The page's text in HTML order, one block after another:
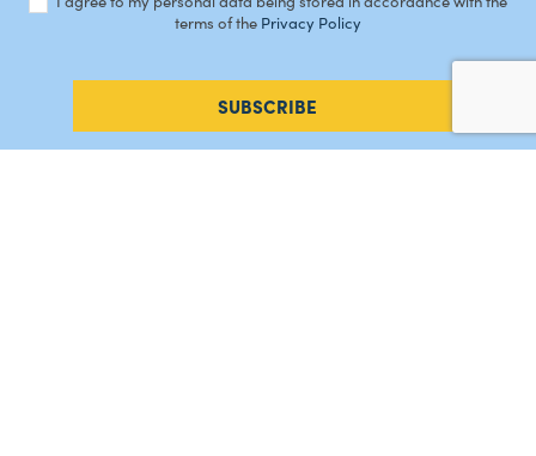
terms of the Privacy Policy
SUBSCRIBE